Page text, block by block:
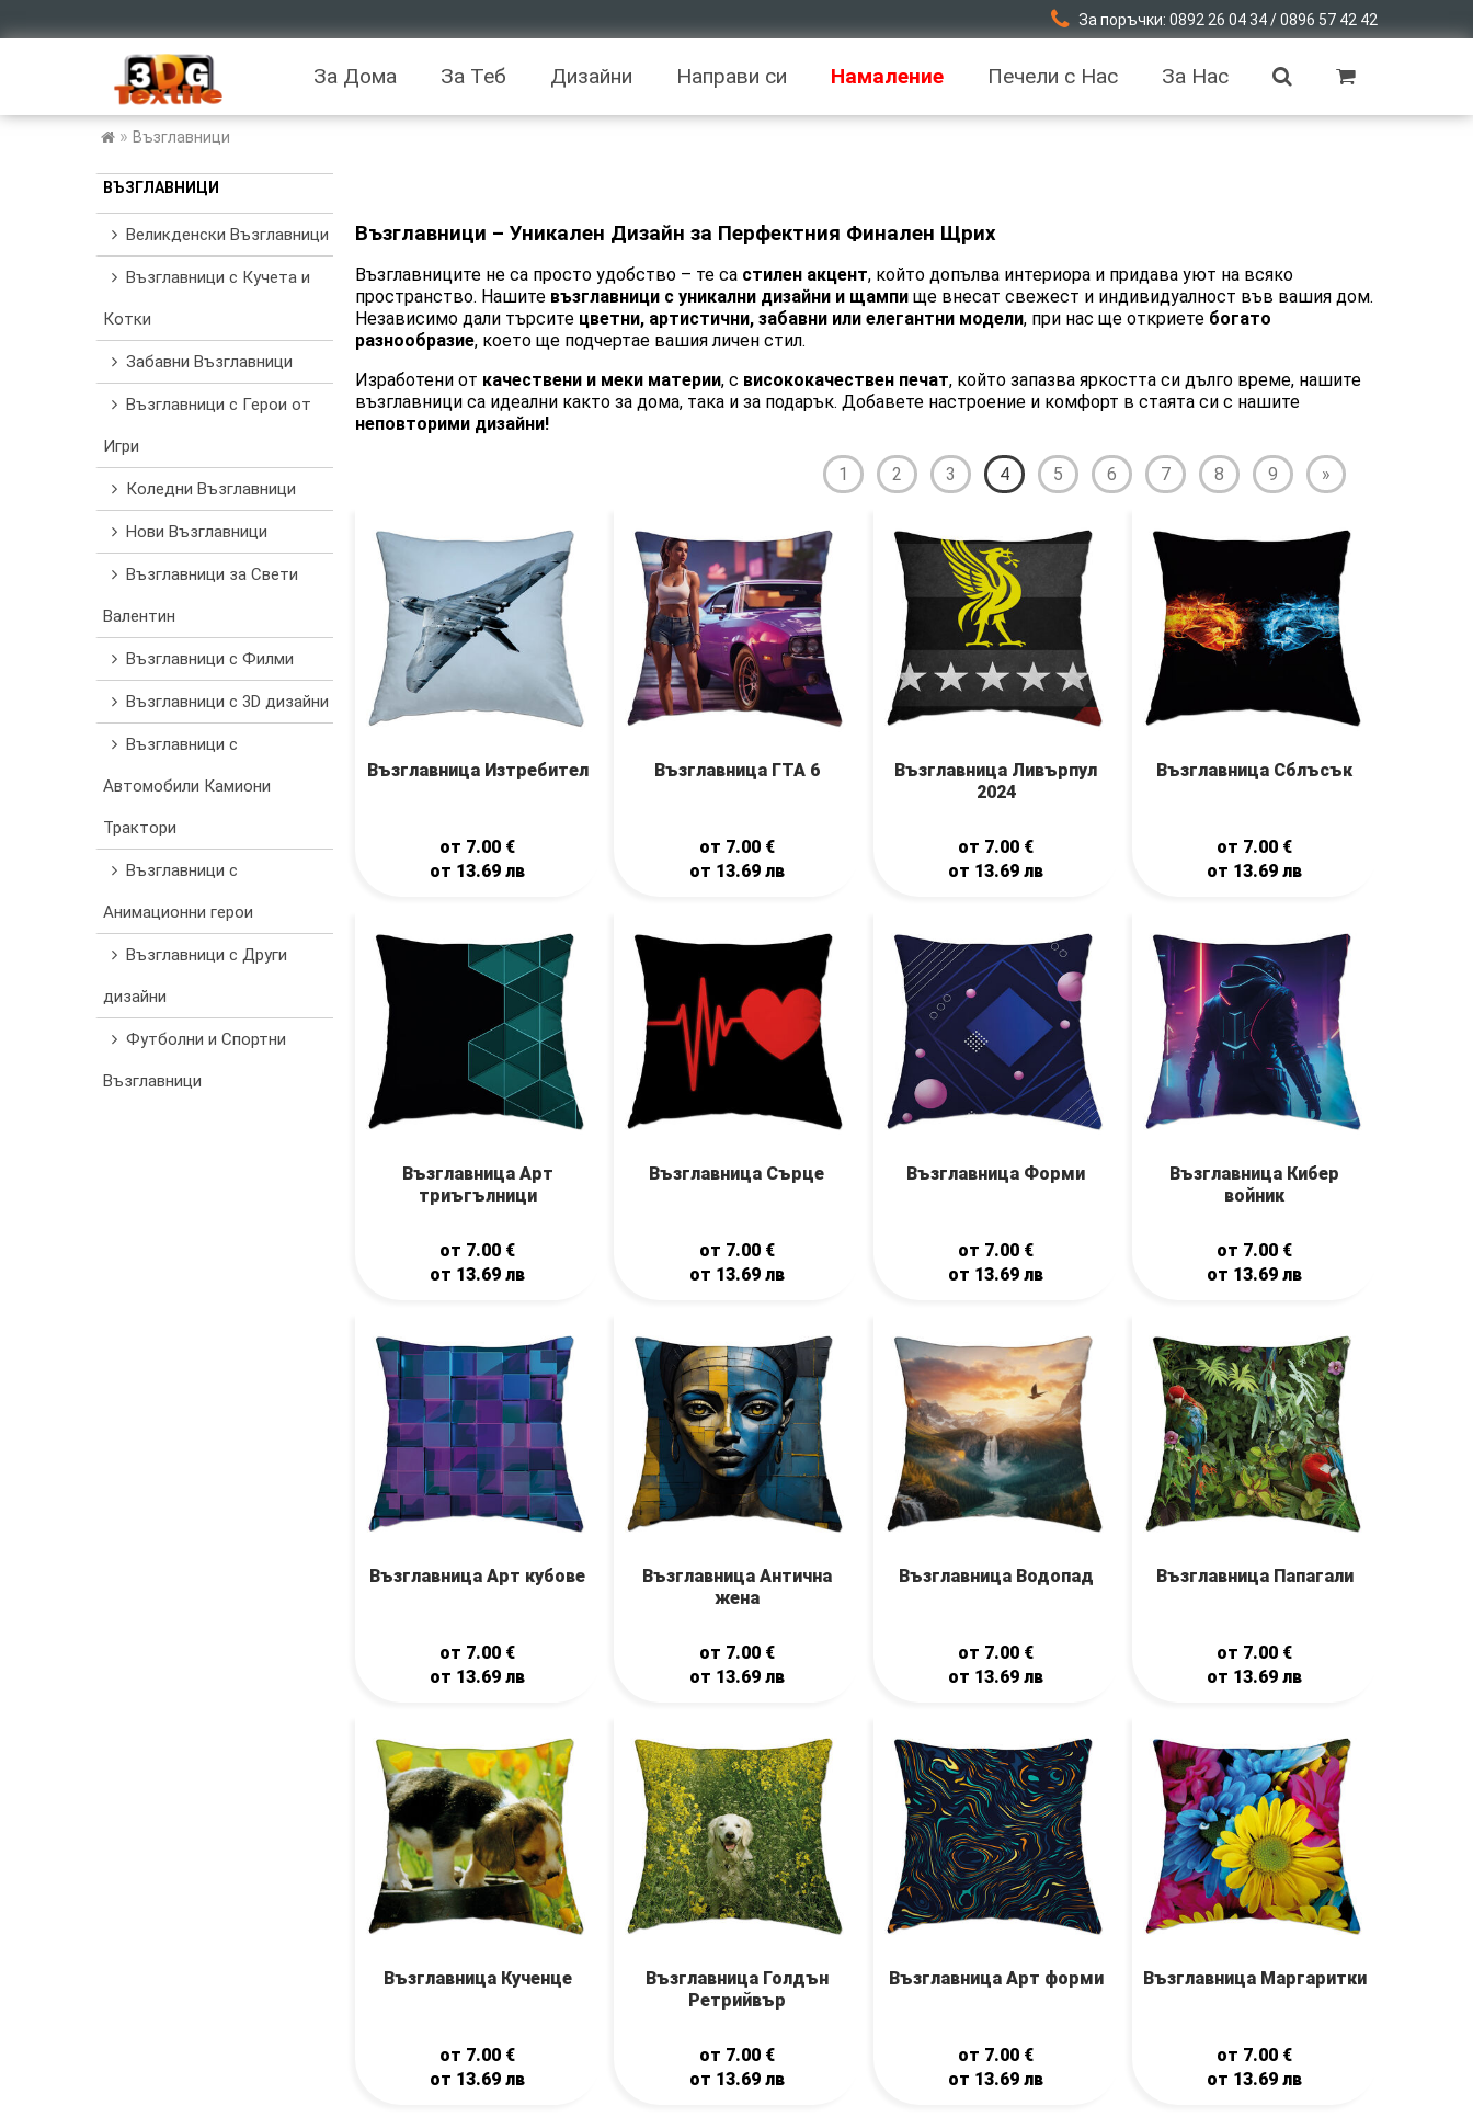
За поръчки: 0892 26 04 34 / 0896 57 42 42
За Дома За Теб Дизайни Направи си Намаление Печели с Нас За Нас
» Възглавници
ВЪЗГЛАВНИЦИ
Великденски Възглавници
Възглавници с Кучета и
Котки
Забавни Възглавници
Възглавници с Герои от
Игри
Коледни Възглавници
Нови Възглавници
Възглавници за Свети
Валентин
Възглавници с Филми
Възглавници с 3D дизайни
Възглавници с
Автомобили Камиони
Трактори
Възглавници с
Анимационни герои
Възглавници с Други
дизайни
Футболни и Спортни
Възглавници
Възглавници – Уникален Дизайн за Перфектния Финален Щрих
Възглавниците не са просто удобство – те са стилен акцент, който допълва интериора и придава уют на всяко
пространство. Нашите възглавници с уникални дизайни и щампи ще внесат свежест и индивидуалност във вашия дом.
Независимо дали търсите цветни, артистични, забавни или елегантни модели, при нас ще откриете богато
разнообразие, което ще подчертае вашия личен стил.
Изработени от качествени и меки материи, с висококачествен печат, който запазва яркостта си дълго време, нашите
възглавници са идеални както за дома, така и за подарък. Добавете настроение и комфорт в стаята си с нашите
неповторими дизайни!
1 2 3 4 5 6 7 8 9 »
Възглавница Изтребител
от 7.00 €
от 13.69лв
Възглавница ГТА 6
от 7.00 €
от 13.69 лв
Възглавница Ливърпул
2024
от 7.00 €
от 13.69лв
Възглавница Сблъсък
от 7.00 €
от 13.69лв
Възглавница Арт
триъгълници
от 7.00 €
от 13.69лв
Възглавница Сърце
от 7.00 €
от 13.69 лв
Възглавница Форми
от 7.00 €
от 13.69лв
Възглавница Кибер
войник
от 7.00 €
от 13.69лв
Възглавница Арт кубове
от 7.00 €
от 13.69лв
Възглавница Антична
жена
от 7.00 €
от 13.69 лв
Възглавница Водопад
от 7.00 €
от 13.69лв
Възглавница Папагали
от 7.00 €
от 13.69лв
Възглавница Кученце
от 7.00 €
от 13.69лв
Възглавница Голдън
Ретрийвър
от 7.00 €
от 13.69 лв
Възглавница Арт форми
от 7.00 €
от 13.69лв
Възглавница Маргаритки
от 7.00 €
от 13.69лв